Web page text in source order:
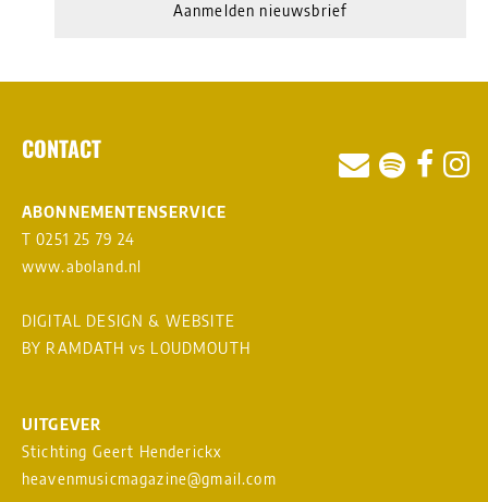
Aanmelden nieuwsbrief
CONTACT
ABONNEMENTENSERVICE
T 0251 25 79 24
www.aboland.nl
DIGITAL DESIGN & WEBSITE
BY RAMDATH vs LOUDMOUTH
UITGEVER
Stichting Geert Henderickx
heavenmusicmagazine@gmail.com